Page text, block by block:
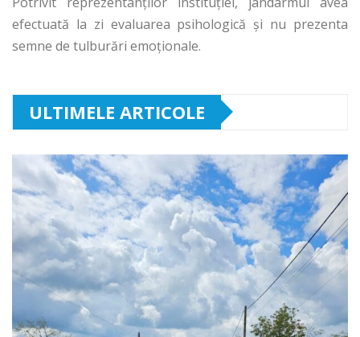
efectuată la zi evaluarea psihologică şi nu prezenta
semne de tulburări emoţionale.
ULTIMELE ARTICOLE